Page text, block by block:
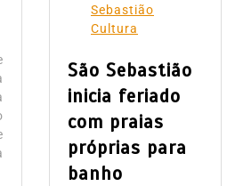
Sebastião
Cultura
São Sebastião
inicia feriado
com praias
próprias para
banho